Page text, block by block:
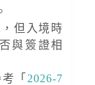
但入境時
與簽證相
「 2026-7